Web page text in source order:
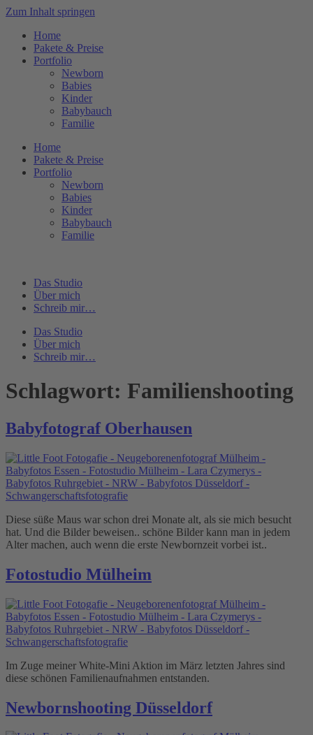
Zum Inhalt springen
Home
Pakete & Preise
Portfolio
Newborn
Babies
Kinder
Babybauch
Familie
Home
Pakete & Preise
Portfolio
Newborn
Babies
Kinder
Babybauch
Familie
Das Studio
Über mich
Schreib mir…
Das Studio
Über mich
Schreib mir…
Schlagwort: Familienshooting
Babyfotograf Oberhausen
Diese süße Maus war schon drei Monate alt, als sie mich besucht
hat. Und die Bilder beweisen.. schöne Bilder kann man in jedem
Alter machen, auch wenn die erste Newbornzeit vorbei ist..
Fotostudio Mülheim
Im Zuge meiner White-Mini Aktion im März letzten Jahres sind
diese schönen Familienaufnahmen entstanden.
Newbornshooting Düsseldorf